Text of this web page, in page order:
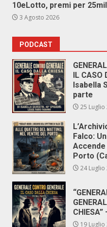
10eLotto, premi per
3 Agosto 2026
PODCAST
IL CASO
Isabella
parte
25 Luglio
Falco:
Porto
24 Luglio
19 Luglio